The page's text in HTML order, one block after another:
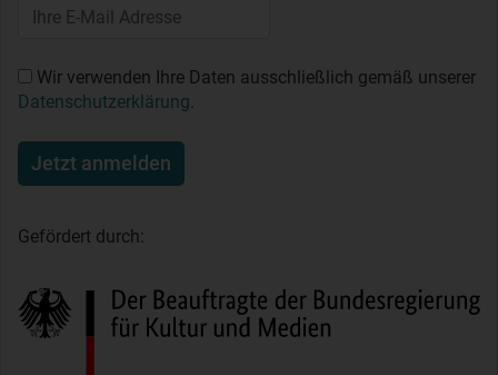
Wir verwenden Ihre Daten ausschließlich gemäß unserer
Datenschutzerklärung.
Jetzt anmelden
Gefördert durch: